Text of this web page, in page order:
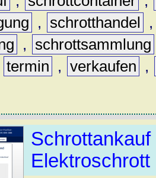
, schrotthandel
, schrottsammlung
termin , verkaufen
,
Schrottankauf
Elektroschrott